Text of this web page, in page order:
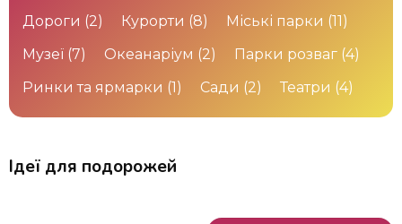
Дороги (2) Курорти (8) Міські парки (11)
Музеї (7) Океанаріум (2) Парки розваг (4)
Ринки та ярмарки (1) Сади (2) Театри (4)
Ідеї для подорожей